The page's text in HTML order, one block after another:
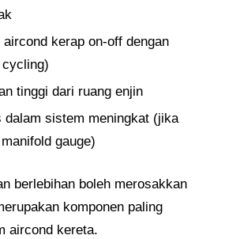
kerap on-off dengan
tinggi dari ruang enjin
dalam sistem meningkat (jika
gauge)
berlebihan boleh merosakkan
komponen paling
aircond kereta.